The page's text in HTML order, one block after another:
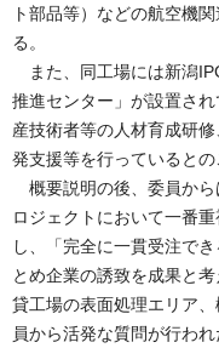
ト部品等）などの航空機
る。
また、同工場には新潟
推進センター」が設置さ
産技術者等の人材育成研
発支援等を行っているとの
概要説明の後、委員から
ロジェクトにおいて一番
し、「完全に一貫受注で
とめ企業の誘致を成果と
貸工場の表面処理エリア
員から活発な質問が行われ